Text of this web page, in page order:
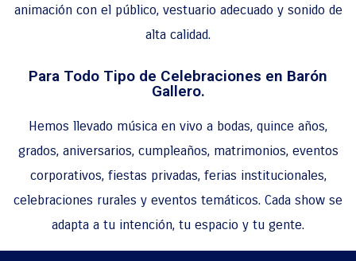
animación con el público, vestuario adecuado y sonido de
alta calidad.
Para Todo Tipo de Celebraciones en Barón
Gallero.
Hemos llevado música en vivo a bodas, quince años,
grados, aniversarios, cumpleaños, matrimonios, eventos
corporativos, fiestas privadas, ferias institucionales,
celebraciones rurales y eventos temáticos. Cada show se
adapta a tu intención, tu espacio y tu gente.